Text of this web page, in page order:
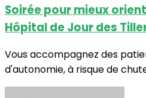
Soirée pour mieux
Hôpital de Jour des
Vous accompagnez des
d'autonomie, à risque de